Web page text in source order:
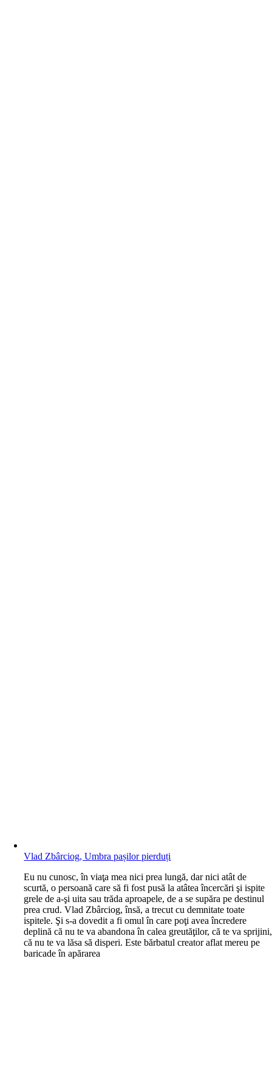
Vlad Zbârciog, Umbra pașilor pierduți
Eu nu cunosc, în viaţa mea nici prea lungă, dar nici atât de
scurtă, o persoană care să fi fost pusă la atâtea încercări şi ispite
grele de a-şi uita sau trăda aproapele, de a se supăra pe destinul
prea crud. Vlad Zbârciog, însă, a trecut cu demnitate toate
ispitele. Şi s-a dovedit a fi omul în care poţi avea încredere
deplină că nu te va abandona în calea greutăţilor, că te va sprijini,
că nu te va lăsa să disperi. Este bărbatul creator aflat mereu pe
baricade în apărarea